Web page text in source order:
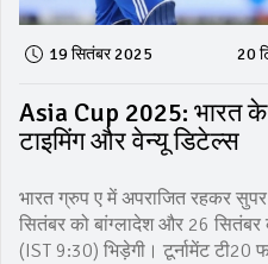
19 सितंबर 2025 20
Asia Cup 2025: भारत
टाइमिंग और वेन्यू डिटेल्स
भारत ग्रुप ए में अपराजित रहकर
सितंबर को बांग्लादेश और 26
(IST 9:30) भिड़ेगी। टूर्नामेंट टी20